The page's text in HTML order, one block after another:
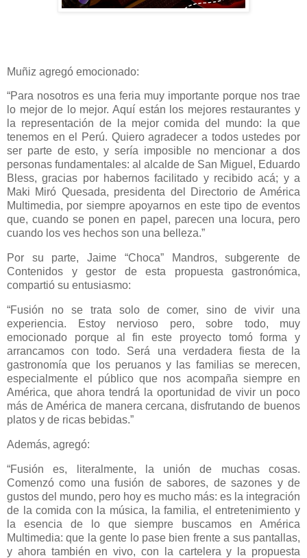
Muñiz agregó emocionado:
“Para nosotros es una feria muy importante porque nos trae
lo mejor de lo mejor. Aquí están los mejores restaurantes y
la representación de la mejor comida del mundo: la que
tenemos en el Perú. Quiero agradecer a todos ustedes por
ser parte de esto, y sería imposible no mencionar a dos
personas fundamentales: al alcalde de San Miguel, Eduardo
Bless, gracias por habernos facilitado y recibido acá; y a
Maki Miró Quesada, presidenta del Directorio de América
Multimedia, por siempre apoyarnos en este tipo de eventos
que, cuando se ponen en papel, parecen una locura, pero
cuando los ves hechos son una belleza.”
Por su parte, Jaime “Choca” Mandros, subgerente de
Contenidos y gestor de esta propuesta gastronómica,
compartió su entusiasmo:
“Fusión no se trata solo de comer, sino de vivir una
experiencia. Estoy nervioso pero, sobre todo, muy
emocionado porque al fin este proyecto tomó forma y
arrancamos con todo. Será una verdadera fiesta de la
gastronomía que los peruanos y las familias se merecen,
especialmente el público que nos acompaña siempre en
América, que ahora tendrá la oportunidad de vivir un poco
más de América de manera cercana, disfrutando de buenos
platos y de ricas bebidas.”
Además, agregó:
“Fusión es, literalmente, la unión de muchas cosas.
Comenzó como una fusión de sabores, de sazones y de
gustos del mundo, pero hoy es mucho más: es la integración
de la comida con la música, la familia, el entretenimiento y
la esencia de lo que siempre buscamos en América
Multimedia: que la gente lo pase bien frente a sus pantallas,
y ahora también en vivo, con la cartelera y la propuesta